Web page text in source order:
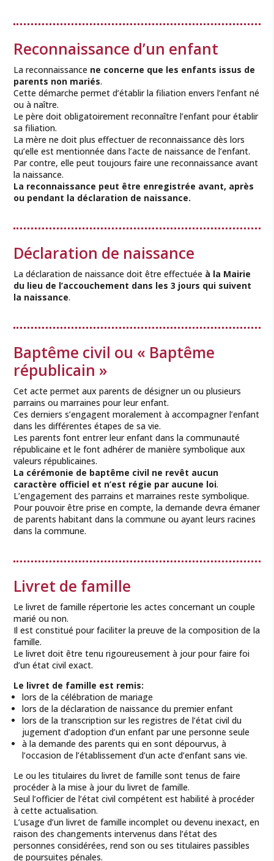
Reconnaissance d’un enfant
La reconnaissance ne concerne que les enfants issus de
parents non mariés.
Cette démarche permet d’établir la filiation envers l’enfant né
ou à naître.
Le père doit obligatoirement reconnaître l’enfant pour établir
sa filiation.
La mère ne doit plus effectuer de reconnaissance dès lors
qu’elle est mentionnée dans l’acte de naissance de l’enfant.
Par contre, elle peut toujours faire une reconnaissance avant
la naissance.
La reconnaissance peut être enregistrée avant, après
ou pendant la déclaration de naissance.
Déclaration de naissance
La déclaration de naissance doit être effectuée à la Mairie
du lieu de l’accouchement dans les 3 jours qui suivent
la naissance.
Baptême civil ou « Baptême
républicain »
Cet acte permet aux parents de désigner un ou plusieurs
parrains ou marraines pour leur enfant.
Ces derniers s’engagent moralement à accompagner l’enfant
dans les différentes étapes de sa vie.
Les parents font entrer leur enfant dans la communauté
républicaine et le font adhérer de manière symbolique aux
valeurs républicaines.
La cérémonie de baptême civil ne revêt aucun
caractère officiel et n’est régie par aucune loi.
L’engagement des parrains et marraines reste symbolique.
Pour pouvoir être prise en compte, la demande devra émaner
de parents habitant dans la commune ou ayant leurs racines
dans la commune.
Livret de famille
Le livret de famille répertorie les actes concernant un couple
marié ou non.
Il est constitué pour faciliter la preuve de la composition de la
famille.
Le livret doit être tenu rigoureusement à jour pour faire foi
d’un état civil exact.
Le livret de famille est remis:
lors de la célébration de mariage
lors de la déclaration de naissance du premier enfant
lors de la transcription sur les registres de l’état civil du
jugement d’adoption d’un enfant par une personne seule
à la demande des parents qui en sont dépourvus, à
l’occasion de l’établissement d’un acte d’enfant sans vie.
Le ou les titulaires du livret de famille sont tenus de faire
procéder à la mise à jour du livret de famille.
Seul l’officier de l’état civil compétent est habilité à procéder
à cette actualisation.
L’usage d’un livret de famille incomplet ou devenu inexact, en
raison des changements intervenus dans l’état des
personnes considérées, rend son ou ses titulaires passibles
de poursuites pénales.